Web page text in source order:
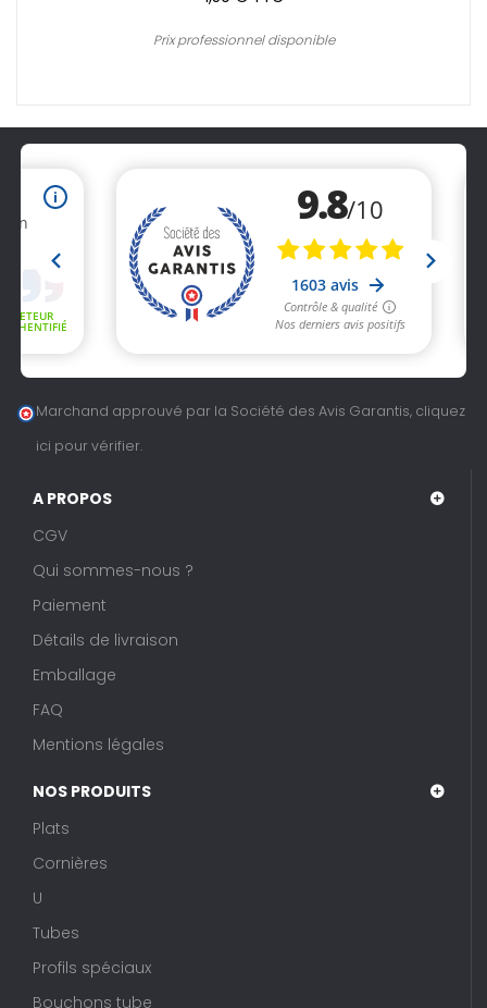
Prix professionnel disponible
Marchand approuvé par la Société des Avis Garantis, cliquez
ici pour vérifier.
A PROPOS
CGV
Qui sommes-nous ?
Paiement
Détails de livraison
Emballage
FAQ
Mentions légales
NOS PRODUITS
Plats
Cornières
U
Tubes
Profils spéciaux
Bouchons tube